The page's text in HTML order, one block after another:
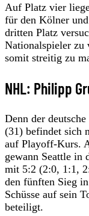
Auf Platz vier
für den Kölner
dritten Platz
Nationalspieler zu
somit streitig zu
NHL: Philipp
Denn der
(31) befindet sich
auf Playoff-Kurs.
gewann Seattle in
mit 5:2 (2:0, 1:1,
den fünften Sieg
Schüsse auf sein
beteiligt.